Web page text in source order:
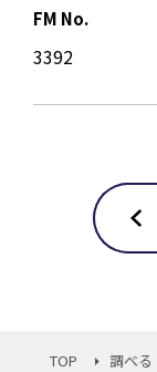
FM No.
3392
TOP 調べる